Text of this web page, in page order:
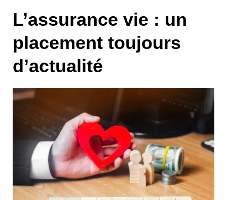
L’assurance vie : un
placement toujours
d’actualité